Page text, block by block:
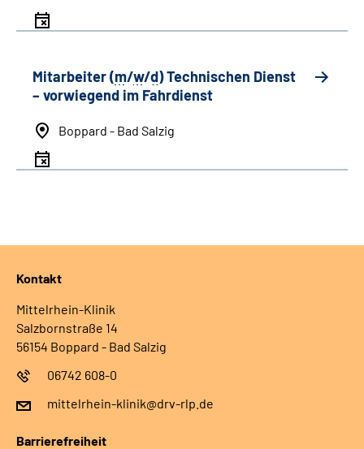
Mitarbeiter (m/w/d) Technischen Dienst
– vorwiegend im Fahrdienst
Boppard - Bad Salzig
Kontakt
Mittelrhein-Klinik
Salzbornstraße 14
56154 Boppard - Bad Salzig
06742 608-0
mittelrhein-klinik@drv-rlp.de
Barrierefreiheit